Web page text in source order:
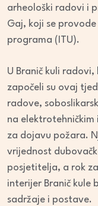
arheološki radovi i
Gaj, koji se
programa (ITU).
U Branič kuli
započeli su ovaj
radove,
na
za dojavu požara.
vrijednost
posjetitelja, a rok
interijer Branič kule
sadržaje i postave.